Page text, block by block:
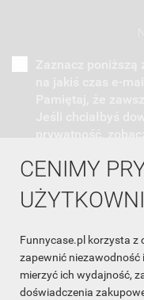
CENIMY
Funnycase.pl korzysta z
zapewnić niezawodność
mierzyć ich wydajność,
doświadczenia
INFORMACJA O SKLEPIE
INFORMACJE